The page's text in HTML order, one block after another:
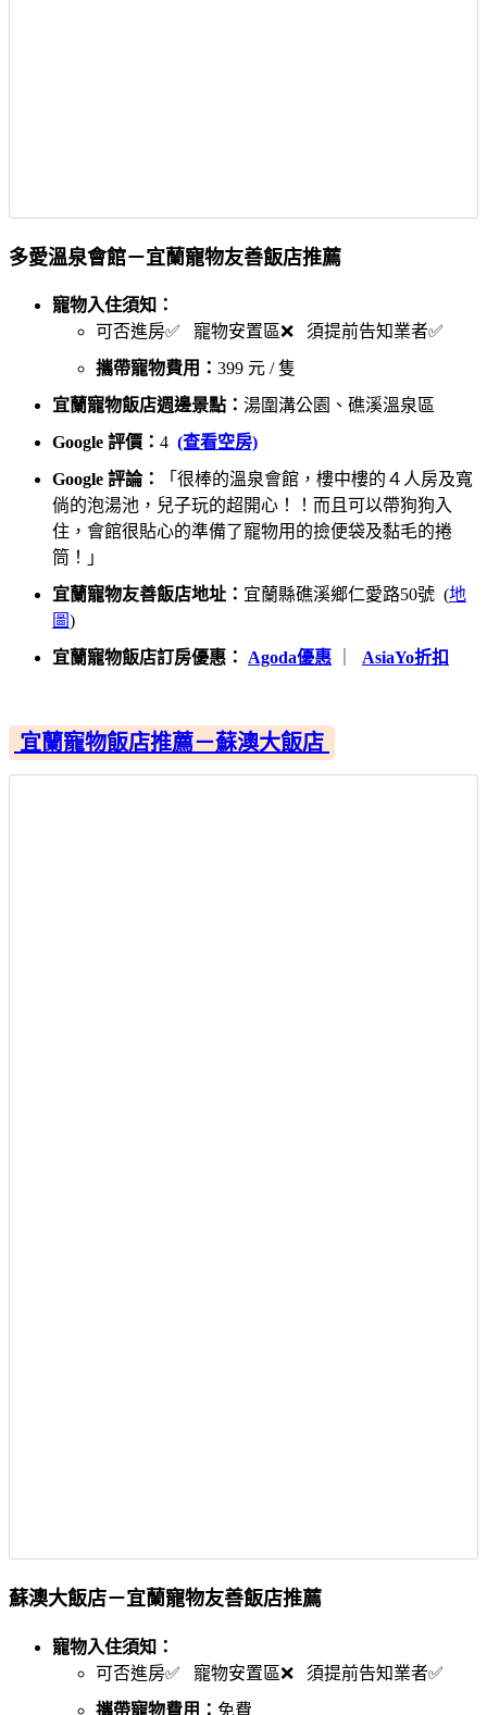
多愛溫泉會館－宜蘭寵物友善飯店推薦
寵物入住須知：
可否進房✅ 寵物安置區❌ 須提前告知業者✅
攜帶寵物費用： 399 元 / 隻
宜蘭寵物飯店週邊景點： 湯圍溝公園、礁溪溫泉區
Google 評價： 4 (查看空房)
Google 評論：
「很棒的溫泉會館，樓中樓的４人房及寬
倘的泡湯池，兒子玩的超開心！！而且可以帶狗狗入
住，會館很貼心的準備了寵物用的撿便袋及黏毛的捲
筒！」
宜蘭寵物友善飯店地址： 宜蘭縣礁溪鄉仁愛路50號 (地
圖)
宜蘭寵物飯店訂房優惠：
Agoda優惠 AsiaYo折扣
宜蘭寵物飯店推薦－蘇澳大飯店
蘇澳大飯店－宜蘭寵物友善飯店推薦
寵物入住須知：
可否進房✅ 寵物安置區❌ 須提前告知業者✅
攜帶寵物費用： 免費